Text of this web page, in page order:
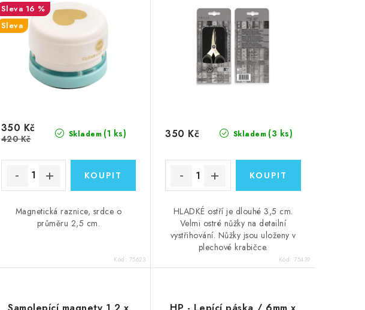
16 %
Sleva
Skladem (1 ks)
350 Kč
420 Kč
Magnetická raznice, srdce o
průměru 2,5 cm.
Kód: 75623
Skladem (3 ks)
350 Kč
HLADKÉ ostří je dlouhé 3,5 cm.
Velmi ostré nůžky na detailní
vystřihování. Nůžky jsou uloženy v
plechové krabičce.
Kód:75439